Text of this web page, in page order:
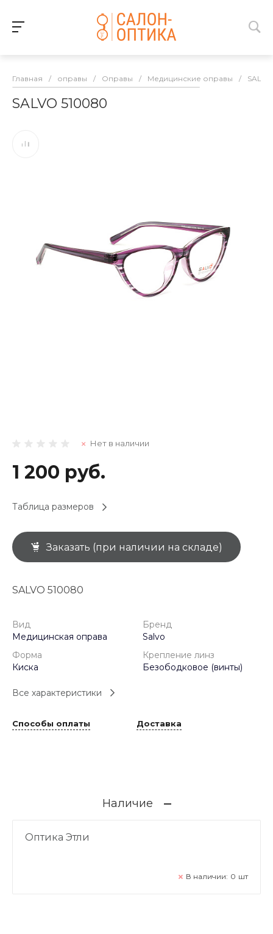
Главная / оправы / Оправы / Медицинские оправы / SALVO
SALVO 510080
Нет в наличии
1 200 руб.
Таблица размеров
Заказать (при наличии на складе)
SALVO 510080
Вид
Медицинская оправа
Бренд
Salvo
Форма
Киска
Крепление линз
Безободковое (винты)
Все характеристики
Способы оплаты Доставка
Наличие
Оптика Этли
В наличии: 0 шт